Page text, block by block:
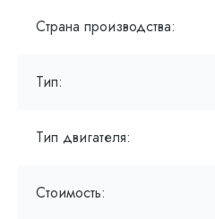
Страна производства:
Тип:
Тип двигателя:
Стоимость: